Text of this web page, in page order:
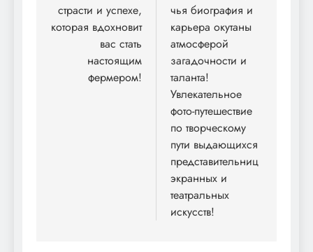
страсти и успехе,
которая вдохновит
вас стать
настоящим
фермером!
чья биография и
карьера окутаны
атмосферой
загадочности и
таланта!
Увлекательное
фото-путешествие
по творческому
пути выдающихся
представительниц
экранных и
театральных
искусств!